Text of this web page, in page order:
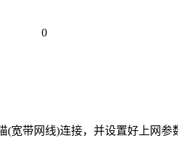
0
宽带网线)连接，并设置好上网参